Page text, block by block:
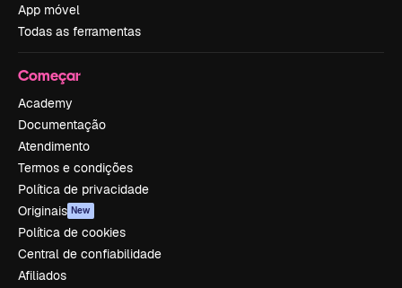
App móvel
Todas as ferramentas
Começar
Academy
Documentação
Atendimento
Termos e condições
Política de privacidade
Originais New
Política de cookies
Central de confiabilidade
Afiliados